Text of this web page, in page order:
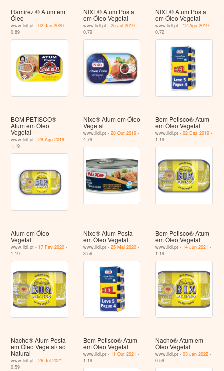
Ramirez ® Atum em
Óleo
www.lidl.pt -02 Jan 2020 -
0.89
NIXE® Atum Posta
em Óleo Vegetal
www.lidl.pt - 25 Jul 2019-
0.79
NIXE® Atum Posta
em Óleo Vegetal
www.lidl.pt - 12 Ago 2019 -
0.72
BOM PETISCO®
Atum em Óleo
Vegetal
www.lidl.pt -29 Ago 2019 -
1.19
Nixe® Atum em Óleo
Vegetal
www.lidl.pt - 28 Out 2019-
4.79
Bom Petisco® Atum
em Óleo Vegetal
www.lidl.pt -02 Dez 2019 -
1.19
Atum em Óleo
Vegetal
www.lidl.pt - 17 Fev 2020 -
1.19
Nixe® Atum Posta
em Óleo Vegetal
www.lidl.pt - 25 Mai 2020-
3.56
Bom Petisco® Atum
em Óleo Vegetal
www.lidl.pt - 14 Jun 2021 -
1.19
Nacho® Atum Posta
em Óleo Vegetal/ ao
Natural
www.lidl.pt -26 Jul 2021 -
0.59
Bom Petisco® Atum
em Óleo Vegetal
www.lidl.pt - 11 Out 2021 -
1.19
Nacho® Atum em
Óleo Vegetal
www.lidl.pt -03 Jan 2022 -
0.59